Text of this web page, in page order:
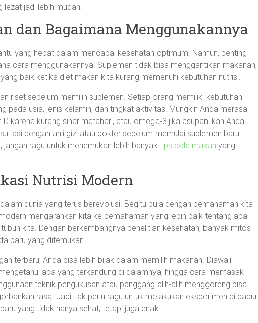
lezat jadi lebih mudah.
dan Bagaimana Menggunakannya
yang hebat dalam mencapai kesehatan optimum. Namun, penting
cara menggunakannya. Suplemen tidak bisa menggantikan makanan,
baik ketika diet makan kita kurang memenuhi kebutuhan nutrisi.
riset sebelum memilih suplemen. Setiap orang memiliki kebutuhan
pada usia, jenis kelamin, dan tingkat aktivitas. Mungkin Anda merasa
karena kurang sinar matahari, atau omega-3 jika asupan ikan Anda
dengan ahli gizi atau dokter sebelum memulai suplemen baru.
jangan ragu untuk menemukan lebih banyak tips pola makan yang
Nutrisi Modern
dunia yang terus berevolusi. Begitu pula dengan pemahaman kita
mengarahkan kita ke pemahaman yang lebih baik tentang apa
kita. Dengan berkembangnya penelitian kesehatan, banyak mitos
baru yang ditemukan.
terbaru, Anda bisa lebih bijak dalam memilih makanan. Diawali
apa yang terkandung di dalamnya, hingga cara memasak
teknik pengukusan atau panggang alih-alih menggoreng bisa
rasa. Jadi, tak perlu ragu untuk melakukan eksperimen di dapur
yang tidak hanya sehat, tetapi juga enak.